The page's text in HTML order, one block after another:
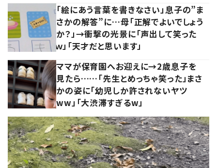
「絵にあう言葉を書きなさい」息子の”ま
さかの解答”に…母「正解でよいでしょう
か？」→衝撃の光景に「声出して笑った
ｗ」「天才だと思います」
ママが保育園へお迎えに→2歳息子を
見たら……「先生とめっちゃ笑った」まさ
かの姿に「幼児しか許されないヤツ
ww」「大渋滞すぎるw」